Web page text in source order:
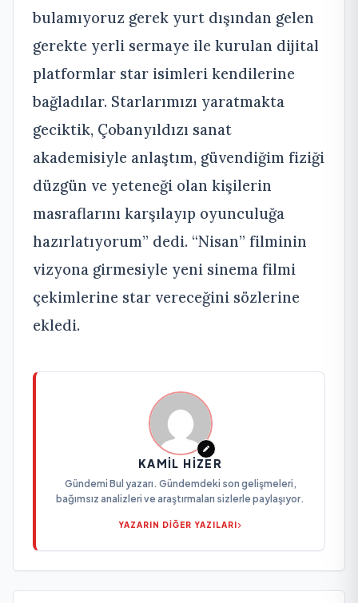
bulamıyoruz gerek yurt dışından gelen
gerekte yerli sermaye ile kurulan dijital
platformlar star isimleri kendilerine
bağladılar. Starlarımızı yaratmakta
geciktik, Çobanyıldızı sanat
akademisiyle anlaştım, güvendiğim fiziği
düzgün ve yeteneği olan kişilerin
masraflarını karşılayıp oyunculuğa
hazırlatıyorum” dedi. “Nisan” filminin
vizyona girmesiyle yeni sinema filmi
çekimlerine star vereceğini sözlerine
ekledi.
KAMIL HIZER
Gündemi Bul yazarı. Gündemdeki son gelişmeleri,
bağımsız analizleri ve araştırmaları sizlerle paylaşıyor.
YAZARIN DİĞER YAZILARI